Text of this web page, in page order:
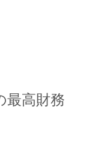
最高財務